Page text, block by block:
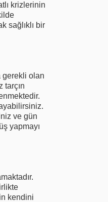
krizlerinin
sağlıklı bir
gerekli olan
tarçın
ve gün
yapmayı
kendini